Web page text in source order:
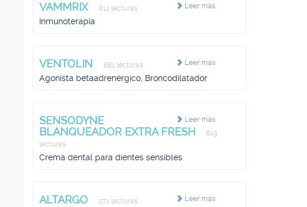
Leer más
VAMMRIX 812 lecturas
Inmunoterapia
Leer más
VENTOLIN 881 lecturas
Agonista betaadrenérgico, Broncodilatador
Leer más
SENSODYNE
BLANQUEADOR EXTRA FRESH
819
lecturas
Crema dental para dientes sensibles
Leer más
ALTARGO 271 lecturas